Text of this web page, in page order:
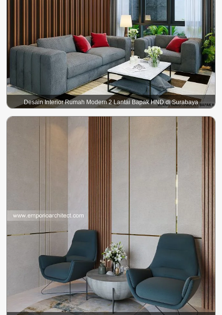
Desain Interior Rumah Modern 2 Lantai Bapak HND di Surabaya